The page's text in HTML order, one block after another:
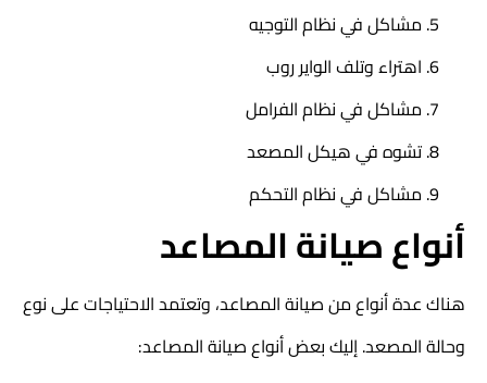
مشاكل في نظام التوجيه
اهتراء وتلف الواير روب
مشاكل في نظام الفرامل
تشوه في هيكل المصعد
مشاكل في نظام التحكم
أنواع صيانة المصاعد
هناك عدة أنواع من صيانة المصاعد، وتعتمد الاحتياجات على نوع
وحالة المصعد. إليك بعض أنواع صيانة المصاعد: